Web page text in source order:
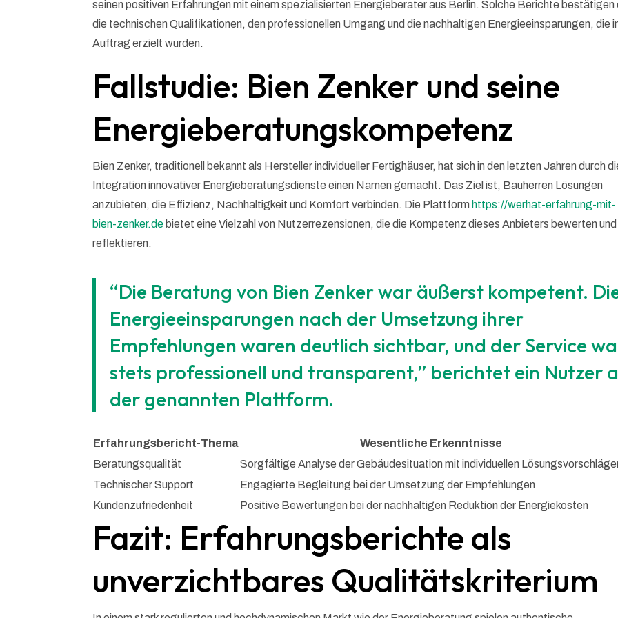
seinen positiven Erfahrungen mit einem spezialisierten Energieberater aus Berlin. Solche Berichte bestätigen
die technischen Qualifikationen, den professionellen Umgang und die nachhaltigen Energieeinsparungen, die
Auftrag erzielt wurden.
Fallstudie: Bien Zenker und seine
Energieberatungskompetenz
Bien Zenker, traditionell bekannt als Hersteller individueller Fertighäuser, hat sich in den letzten Jahren durch
Integration innovativer Energieberatungsdienste einen Namen gemacht. Das Ziel ist, Bauherren Lösungen
anzubieten, die Effizienz, Nachhaltigkeit und Komfort verbinden. Die Plattform https://werhat-erfahrung-mit-
bien-zenker.de bietet eine Vielzahl von Nutzerrezensionen, die die Kompetenz dieses Anbieters bewerten und
reflektieren.
“Die Beratung von Bien Zenker war äußerst kompetent.
Energieeinsparungen nach der Umsetzung ihrer
Empfehlungen waren deutlich sichtbar, und der Service
stets professionell und transparent,” berichtet ein Nutzer
der genannten Plattform.
Erfahrungsbericht-Thema
Wesentliche Erkenntnisse
Beratungsqualität
Sorgfältige Analyse der Gebäudesituation mit individuellen
Technischer Support
Engagierte Begleitung bei der Umsetzung der Empfehlungen
Kundenzufriedenheit
Positive Bewertungen bei der nachhaltigen Reduktion der Energiekosten
Fazit: Erfahrungsberichte als
unverzichtbares Qualitätskriterium